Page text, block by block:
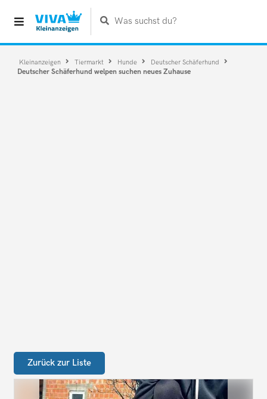
Was suchst du?
Kleinanzeigen Tiermarkt Hunde Deutscher Schäferhund
Deutscher Schäferhund welpen suchen neues Zuhause
Zurück zur Liste